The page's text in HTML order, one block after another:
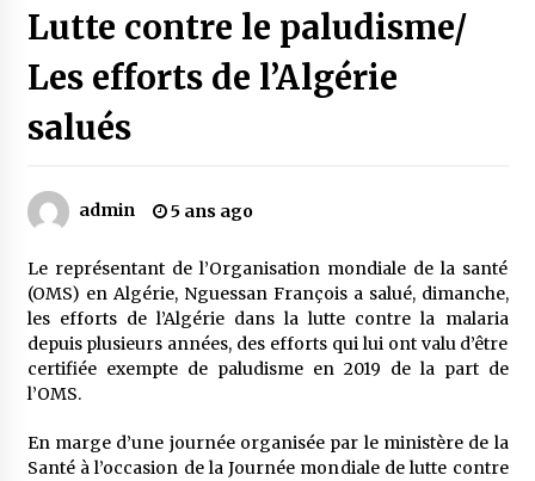
Magie de sorcier
4 ans ago
montagnards
4 ans ago
Quand on va vite
« Père, tiens-moi, je vais tomber ! »
Lutte contre le paludisme/
Les efforts de l’Algérie
salués
admin 5 ans ago
Le représentant de l’Organisation mondiale de la santé
(OMS) en Algérie, Nguessan François a salué, dimanche,
les efforts de l’Algérie dans la lutte contre la malaria
depuis plusieurs années, des efforts qui lui ont valu d’être
certifiée exempte de paludisme en 2019 de la part de
l’OMS.
En marge d’une journée organisée par le ministère de la
Santé à l’occasion de la Journée mondiale de lutte contre